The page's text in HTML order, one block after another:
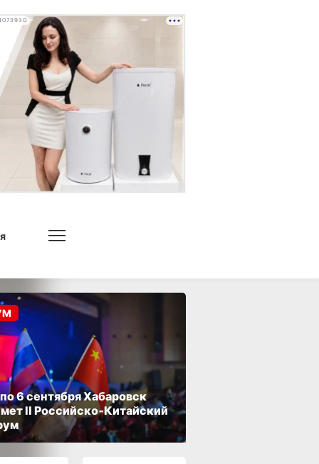
6 сентября Хабаровск
II Российско‑Китайский